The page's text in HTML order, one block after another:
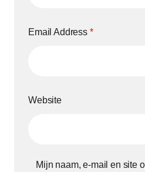
Email Address *
Website
Mijn naam, e-mail en site